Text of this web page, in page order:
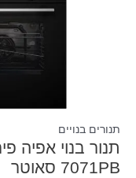
תנורים בנויים
7071PB סאוטר